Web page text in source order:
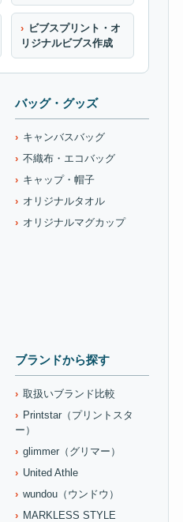
ビブスプリント・オ
リジナルビブス作成
バッグ・グッズ
キャンバスバッグ
不織布・エコバッグ
キャップ・帽子
オリジナルタオル
オリジナルマグカップ
ブランドから探す
取扱いブランド比較
Printstar（プリントスタ
ー）
glimmer（グリマー）
United Athle
wundou（ウンドウ）
MARKLESS STYLE